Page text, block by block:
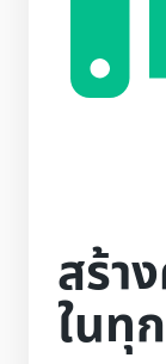
สร้า
ในทุ